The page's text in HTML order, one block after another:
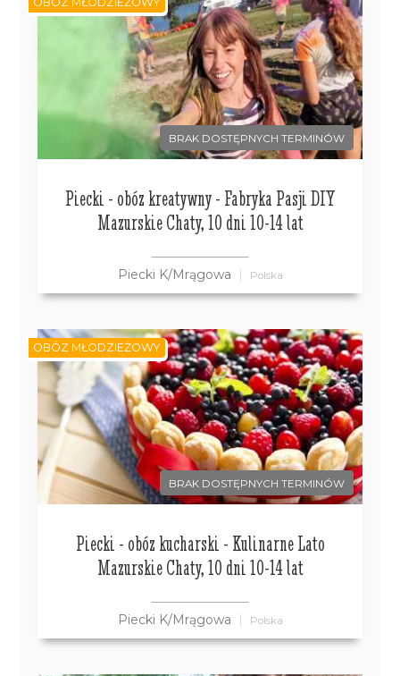
BRAK DOSTĘPNYCH TERMINÓW
Piecki - obóz kreatywny - Fabryka Pasji DIY
Mazurskie Chaty, 10 dni 10-14 lat
Piecki K/Mrągowa Polska
BRAK DOSTĘPNYCH TERMINÓW
Piecki - obóz kucharski - Kulinarne Lato
Mazurskie Chaty, 10 dni 10-14 lat
Piecki K/Mrągowa Polska
OBÓZ MŁODZIEŻOWY